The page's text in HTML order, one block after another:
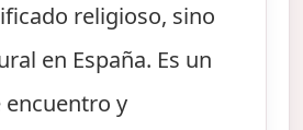
religioso, sino
en España. Es un
y